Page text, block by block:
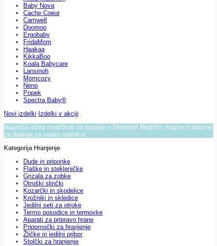
Baby Nova
Cache Coeur
Carriwell
Doomoo
Ergobaby
FridaMom
Haakaa
KikkaBoo
Koala Babycare
Lansinoh
Momcozy
Neno
Popek
Spectra Baby®
Novi izdelki Izdelki v akciji
Največja izbira modrčkov za dojenje v Sloveniji! Nedrčki, majice in blazine
za dojenje za vsako mamico!
Kategorija Hranjenje
Dude in priponke
Flaške in stekleničke
Grizala za zobke
Otroški slinčki
Kozarčki in skodelice
Krožniki in skledice
Jedilni seti za otroke
Termo posodice in termovke
Aparati za pripravo hrane
Pripomočki za hranjenje
Žličke in jedilni pribor
Stolčki za hranjenje